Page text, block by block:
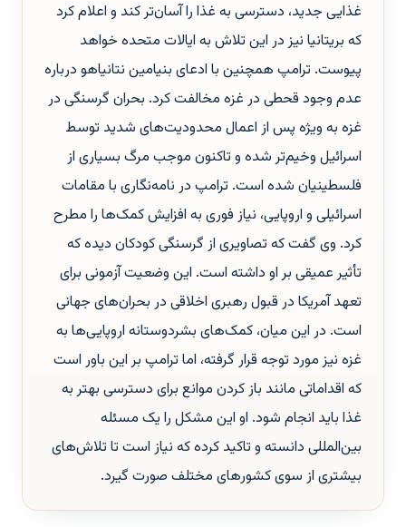
غذایی جدید، دسترسی به غذا را آسان‌تر کند و اعلام کرد
که بریتانیا نیز در این تلاش به ایالات متحده خواهد
پیوست. ترامپ همچنین با ادعای بنیامین نتانیاهو درباره
عدم وجود قحطی در غزه مخالفت کرد. بحران گرسنگی در
غزه به ویژه پس از اعمال محدودیت‌های شدید توسط
اسرائیل وخیم‌تر شده و تاکنون موجب مرگ بسیاری از
فلسطینیان شده است. ترامپ در نامه‌نگاری با مقامات
اسرائیلی و اروپایی، نیاز فوری به افزایش کمک‌ها را مطرح
کرد. وی گفت که تصاویری از گرسنگی کودکان دیده که
تأثیر عمیقی بر او داشته است. این وضعیت آزمونی برای
تعهد آمریکا در قبول رهبری اخلاقی در بحران‌های جهانی
است. در این میان، کمک‌های بشردوستانه اروپایی‌ها به
غزه نیز مورد توجه قرار گرفته، اما ترامپ بر این باور است
که اقداماتی مانند باز کردن موانع برای دسترسی بهتر به
غذا باید انجام شود. او این مشکل را یک مسئله
بین‌المللی دانسته و تاکید کرده که نیاز است تا تلاش‌های
بیشتری از سوی کشورهای مختلف صورت گیرد.